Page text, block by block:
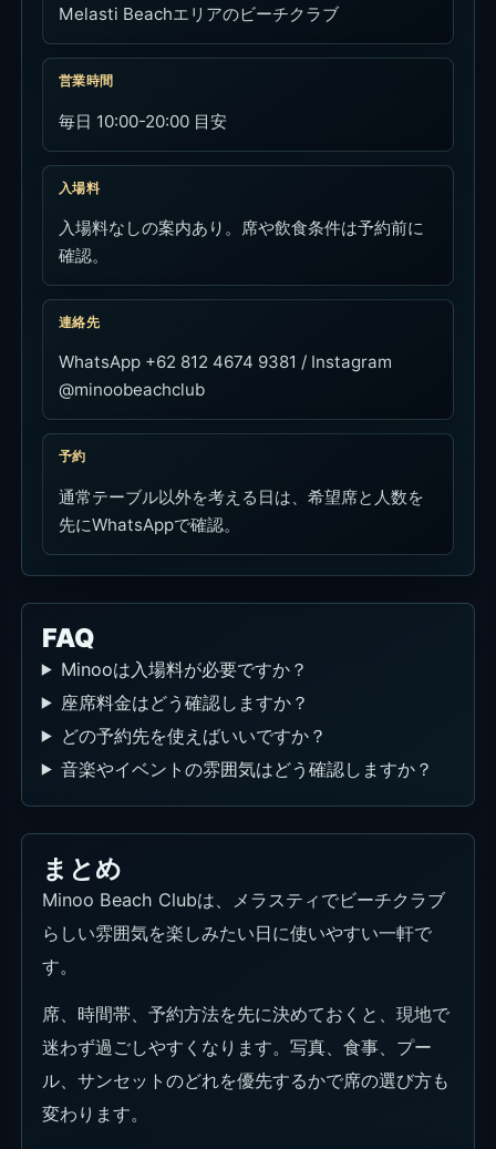
Melasti Beachエリアのビーチクラブ
営業時間
毎日 10:00-20:00 目安
入場料
入場料なしの案内あり。席や飲食条件は予約前に
確認。
連絡先
WhatsApp +62 812 4674 9381 / Instagram
@minoobeachclub
予約
通常テーブル以外を考える日は、希望席と人数を
先にWhatsAppで確認。
FAQ
Minooは入場料が必要ですか？
座席料金はどう確認しますか？
どの予約先を使えばいいですか？
音楽やイベントの雰囲気はどう確認しますか？
まとめ
Minoo Beach Clubは、メラスティでビーチクラブ
らしい雰囲気を楽しみたい日に使いやすい一軒で
す。
席、時間帯、予約方法を先に決めておくと、現地で
迷わず過ごしやすくなります。写真、食事、プー
ル、サンセットのどれを優先するかで席の選び方も
変わります。